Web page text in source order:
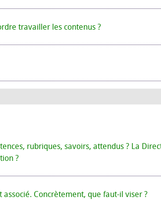
travailler les contenus ?
rubriques, savoirs, attendus ? La
?
Concrètement, que faut-il viser ?